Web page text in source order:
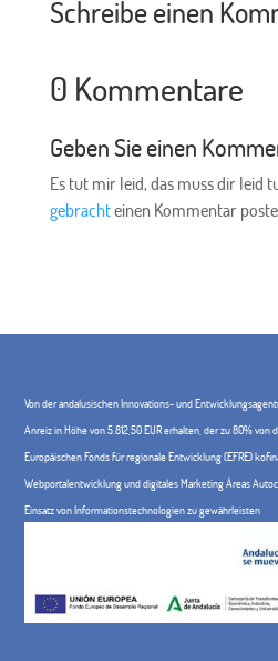
Schreibe einen
0 Kommentare
Geben Sie einen
Es tut mir leid, das muss dir leid
gebrachteinen Kommentar
Von der andalusischen Innovations- und
Anreiz in Höhe von 5.812,50 EUR erhalten, der zu 80% von
Europäischen Fonds für regionale Entwicklung (EFRE)
Webportalentwicklung und digitales Marketing Áreas
Einsatz von Informationstechnologien zu gewährleisten